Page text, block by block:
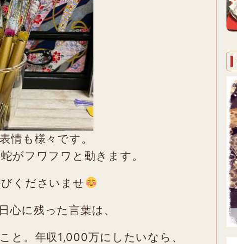
情も様々です。
がフワフワと動きます。
くださいませ
心に残った言葉は、
と。年収1,000万にしたいなら、